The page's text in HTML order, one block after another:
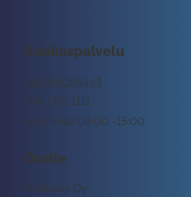
Asiakaspalvelu
tuki@rockway.fi
Arkisin klo 09:00 -15:00
045 7731 1111
Osoite
Rockway Oy